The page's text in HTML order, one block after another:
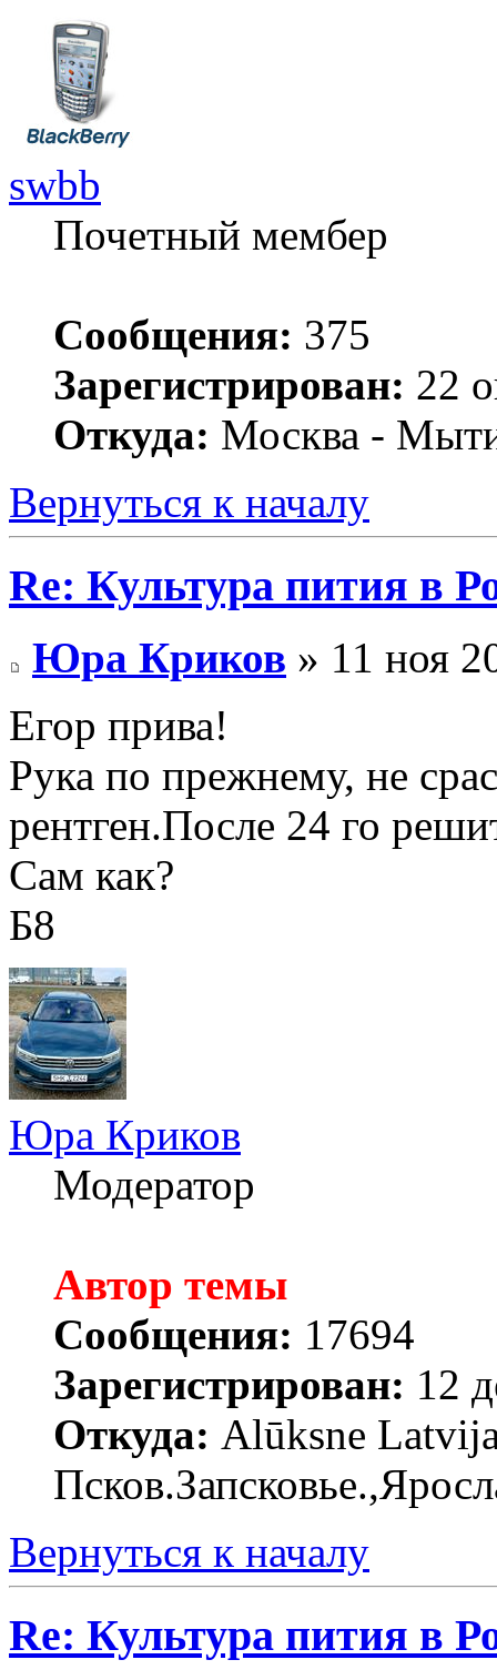
swbb
Почетный мембер
Сообщения: 375
Зарегистрирован: 22
Откуда: Москва -
Вернуться к началу
Re: Культура пития в
Юра Криков » 11 ноя
Егор прива!
Рука по прежнему, не
рентген.После 24 го
Сам как?
Б8
Юра Криков
Модератор
Автор темы
Сообщения: 17694
Зарегистрирован: 12
Откуда: Alūksne
Вернуться к началу
Re: Культура пития в